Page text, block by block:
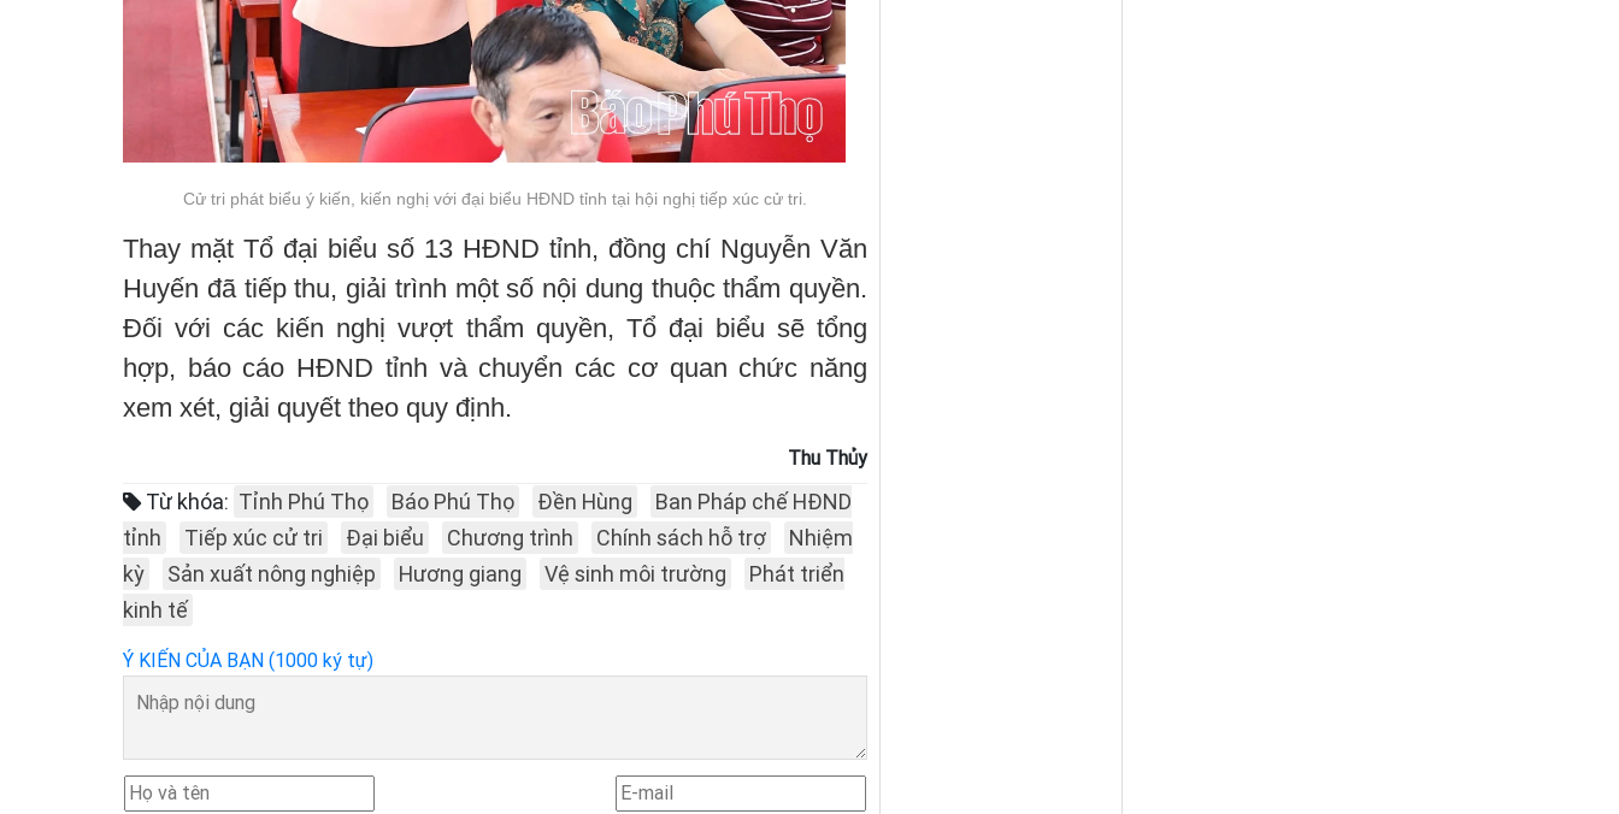
Cử tri phát biểu ý kiến, kiến nghị với đại biểu HĐND tỉnh tại hội nghị tiếp xúc cử tri.
Thay mặt Tổ đại biểu số 13 HĐND tỉnh, đồng chí Nguyễn Văn
Huyến đã tiếp thu, giải trình một số nội dung thuộc thẩm quyền.
Đối với các kiến nghị vượt thẩm quyền, Tổ đại biểu sẽ tổng
hợp, báo cáo HĐND tỉnh và chuyển các cơ quan chức năng
xem xét, giải quyết theo quy định.
Thu Thủy
Từ khóa: Tỉnh Phú Thọ Báo Phú Thọ Đền Hùng
Ban Pháp chế HĐND
tỉnh
Tiếp xúc cử tri Đại biểu Chương trình Chính sách hỗ trợ
Nhiệm
kỳ
Sản xuất nông nghiệp Hương giang Vệ sinh môi trường
Phát triển
kinh tế
Ý KIẾN CỦA BẠN (1000 ký tự)